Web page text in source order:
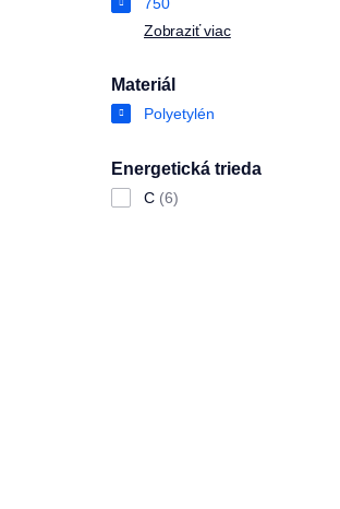
Zobraziť viac
Materiál
Polyetylén
Energetická trieda
C (6)